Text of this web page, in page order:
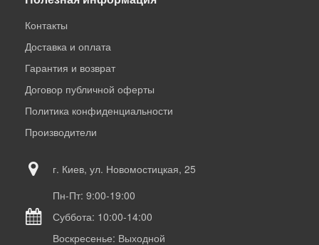
Контакты
Доставка и оплата
Гарантия и возврат
Договор публичной оферты
Политика конфиденциальности
Производители
г. Киев, ул. Новомостицкая, 25
Пн-Пт: 9:00-19:00
Суббота: 10:00-14:00
Воскресенье: Выходной